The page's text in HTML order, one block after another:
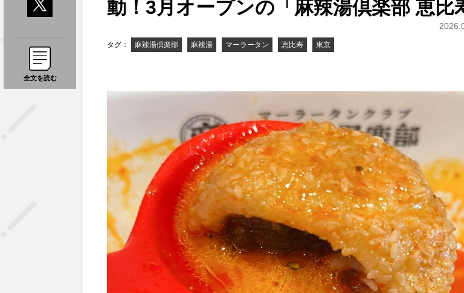
動！3月オープンの「麻辣湯倶楽部 恵比
タグ： 麻辣湯倶楽部 麻辣湯 マーラータン 恵比寿 東京
全文を読む